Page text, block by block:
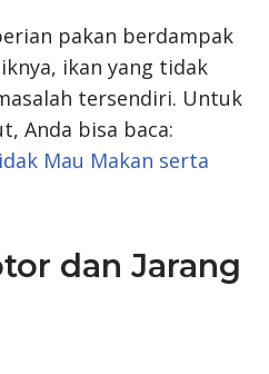
pakan berdampak
ikan yang tidak
tersendiri. Untuk
Anda bisa baca:
Mau Makan serta
dan Jarang